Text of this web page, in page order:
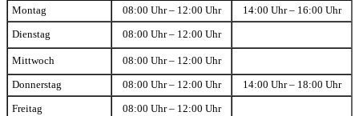
Montag 08:00 Uhr – 12:00 Uhr 14:00 Uhr – 16:00 Uhr
Dienstag 08:00 Uhr – 12:00 Uhr
Mittwoch 08:00 Uhr – 12:00 Uhr
Donnerstag 08:00 Uhr – 12:00 Uhr 14:00 Uhr – 18:00 Uhr
Freitag 08:00 Uhr – 12:00 Uhr